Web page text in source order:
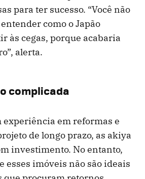
para ter sucesso. “Você não
como o Japão
às cegas, porque acabaria
alerta.
complicada
experiência em reformas e
de longo prazo, as akiya
investimento. No entanto,
esses imóveis não são ideais